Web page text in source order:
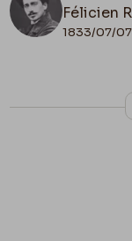
Félicien
1833/07/
N°
LEpr/150